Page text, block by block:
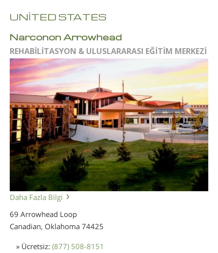
UNİTED STATES
Narconon Arrowhead
REHABİLİTASYON & ULUSLARARASI EĞİTİM MERKEZİ
Daha Fazla Bilgi
69 Arrowhead Loop
Canadian, Oklahoma 74425
» Ücretsiz: (877) 508-8151